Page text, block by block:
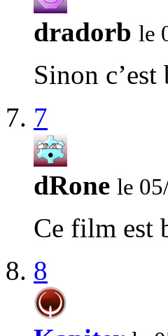
dradorb le
Sinon
7
dRone le
Ce film est
8